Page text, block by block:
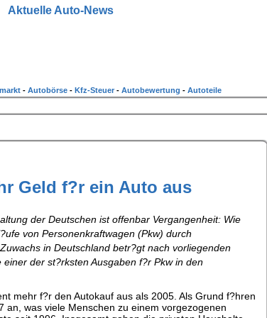
Geld f?r ein Auto aus
der Deutschen ist offenbar Vergangenheit: Wie
von Personenkraftwagen (Pkw) durch
in Deutschland betr?gt nach vorliegenden
der st?rksten Ausgaben f?r Pkw in den
mehr f?r den Autokauf aus als 2005. Als Grund f?hren
was viele Menschen zu einem vorgezogenen
Aktuelle Auto-News
- Autobörse - Kfz-Steuer - Autobewertung - Autoteile